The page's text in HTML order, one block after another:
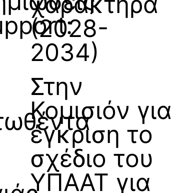
(2028-
2034)
Στην
Κομισιόν για
έγκριση το
σχέδιο του
ΥΠΑΑΤ για